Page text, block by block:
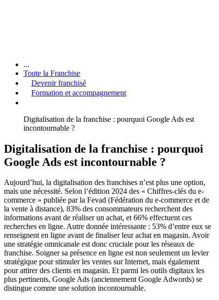
...
Toute la Franchise
Devenir franchisé
Formation et accompagnement
Digitalisation de la franchise : pourquoi Google Ads est
incontournable ?
Digitalisation de la franchise : pourquoi
Google Ads est incontournable ?
Aujourd’hui, la digitalisation des franchises n’est plus une option,
mais une nécessité. Selon l’édition 2024 des « Chiffres-clés du e-
commerce » publiée par la Fevad (Fédération du e-commerce et de
la vente à distance), 83% des consommateurs recherchent des
informations avant de réaliser un achat, et 66% effectuent ces
recherches en ligne. Autre donnée intéressante : 53% d’entre eux se
renseignent en ligne avant de finaliser leur achat en magasin. Avoir
une stratégie omnicanale est donc cruciale pour les réseaux de
franchise. Soigner sa présence en ligne est non seulement un levier
stratégique pour stimuler les ventes sur Internet, mais également
pour attirer des clients en magasin. Et parmi les outils digitaux les
plus pertinents, Google Ads (anciennement Google Adwords) se
distingue comme une solution incontournable.